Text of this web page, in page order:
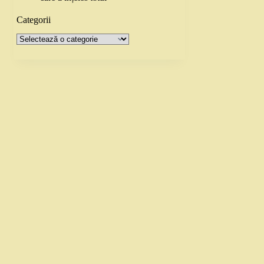
Categorii
Categorii